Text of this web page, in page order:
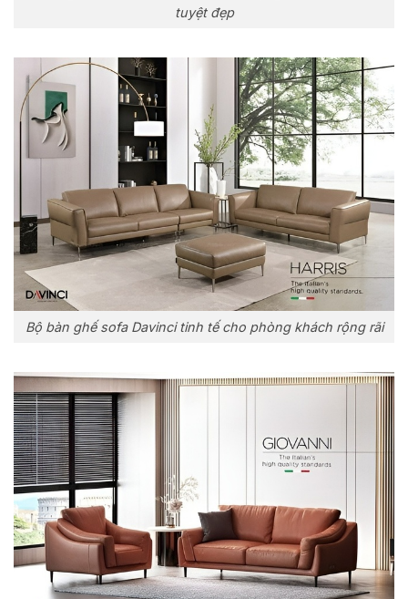
tuyệt đẹp
Bộ bàn ghế sofa Davinci tinh tế cho phòng khách rộng rãi